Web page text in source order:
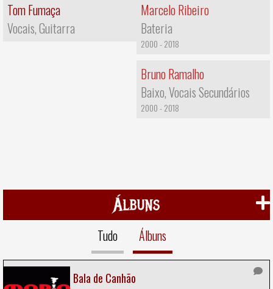
Tom Fumaça
Vocais, Guitarra
Marcelo Ribeiro
Bateria
2000 - 2018
Bruno Ramalho
Baixo, Vocais Secundários
2000 - 2018
Álbuns
Tudo Álbuns
Bala de Canhão